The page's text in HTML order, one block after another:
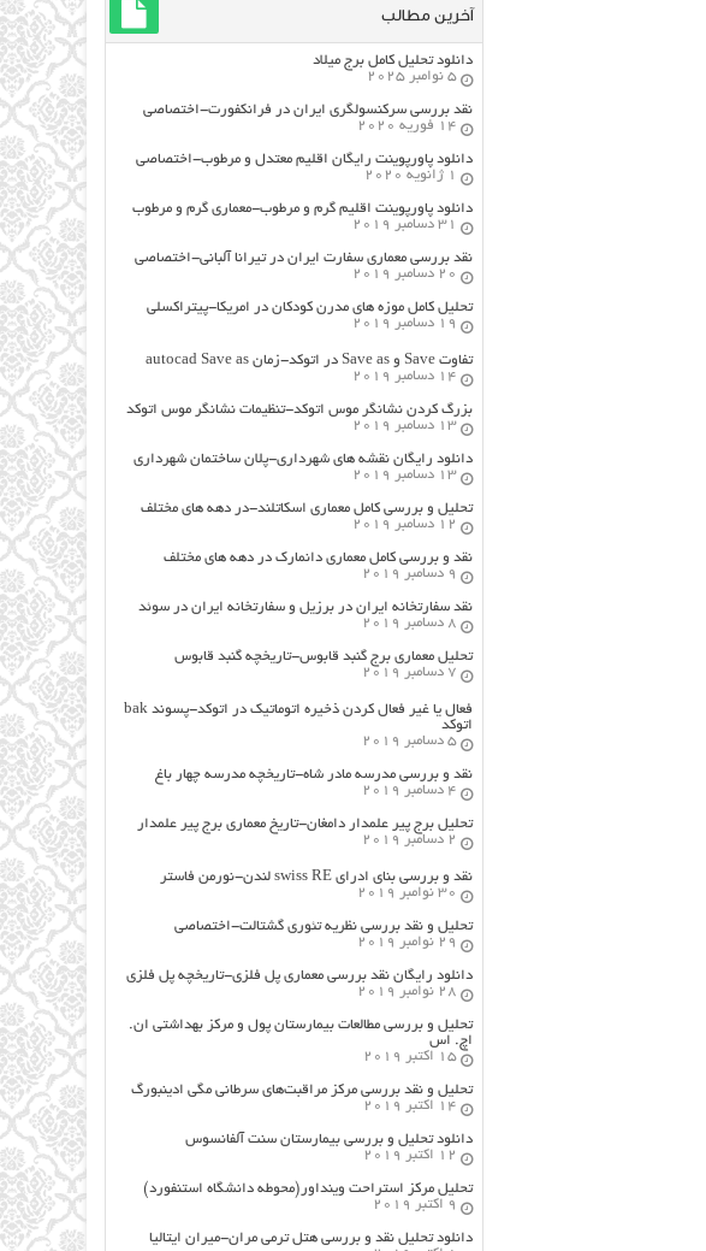
آخرین مطالب
دانلود تحلیل کامل برج میلاد
5 نوامبر 2025
نقد بررسی سرکنسولگری ایران در فرانکفورت-اختصاصی
14 فوریه 2020
دانلود پاورپوینت رایگان اقلیم معتدل و مرطوب-اختصاصی
1 ژانویه 2020
دانلود پاورپوینت اقلیم گرم و مرطوب-معماری گرم و مرطوب
31 دسامبر 2019
نقد بررسی معماری سفارت ایران در تیرانا آلبانی-اختصاصی
20 دسامبر 2019
تحلیل کامل موزه های مدرن کودکان در امریکا-پیتراکسلی
19 دسامبر 2019
تفاوت Save و Save as در اتوکد-زمان autocad Save as
14 دسامبر 2019
بزرگ کردن نشانگر موس اتوکد-تنظیمات نشانگر موس اتوکد
13 دسامبر 2019
دانلود رایگان نقشه های شهرداری-پلان ساختمان شهرداری
13 دسامبر 2019
تحلیل و بررسی کامل معماری اسکاتلند-در دهه های مختلف
12 دسامبر 2019
نقد و بررسی کامل معماری دانمارک در دهه های مختلف
9 دسامبر 2019
نقد سفارتخانه ایران در برزیل و سفارتخانه ایران در سوئد
8 دسامبر 2019
تحلیل معماری برج گنبد قابوس-تاریخچه گنبد قابوس
7 دسامبر 2019
فعال یا غیر فعال کردن ذخیره اتوماتیک در اتوکد-پسوند bak
اتوکد
5 دسامبر 2019
نقد و بررسی مدرسه مادر شاه-تاریخچه مدرسه چهار باغ
4 دسامبر 2019
تحلیل برج پیر علمدار دامغان-تاریخ معماری برج پیر علمدار
2 دسامبر 2019
نقد و بررسی بنای ادرای swiss RE لندن-نورمن فاستر
30 نوامبر 2019
تحلیل و نقد بررسی نظریه تئوری گشتالت-اختصاصی
29 نوامبر 2019
دانلود رایگان نقد بررسی معماری پل فلزی-تاریخچه پل فلزی
28 نوامبر 2019
تحلیل و بررسی مطالعات بیمارستان پول و مرکز بهداشتی ان.
اچ. اس
15 اکتبر 2019
تحلیل و نقد بررسی مرکز مراقبت‌های سرطانی مگی ادینبورگ
14 اکتبر 2019
دانلود تحلیل و بررسی بیمارستان سنت آلفانسوس
12 اکتبر 2019
تحلیل مرکز استراحت وینداور(محوطه دانشگاه استنفورد)
9 اکتبر 2019
دانلود تحلیل نقد و بررسی هتل ترمی مران-میران ایتالیا